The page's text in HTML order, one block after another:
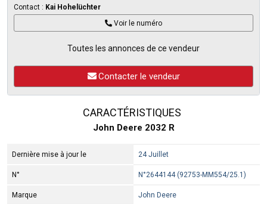
Contact : Kai Hohelüchter
Voir le numéro
Toutes les annonces de ce vendeur
Contacter le vendeur
CARACTÉRISTIQUES
John Deere 2032 R
Dernière mise à jour le 24 Juillet
N° N°2644144 (92753-MM554/25.1)
Marque John Deere